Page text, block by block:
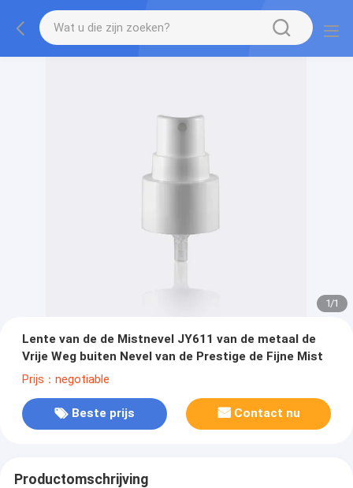
1/1
Lente van de de Mistnevel JY611 van de metaal de
Vrije Weg buiten Nevel van de Prestige de Fijne Mist
Prijs：negotiable
Beste prijs Contact nu
Productomschrijving